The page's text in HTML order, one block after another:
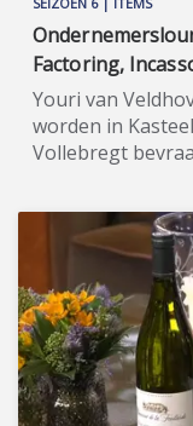
Factoring,
Youri van
worden in
Vollebregt
(o.a.)
en incasso.
bijdrage aan
ondernemingen.
het vaandel: u en
standaard van
die grote
FIZ als geen
namelijk over